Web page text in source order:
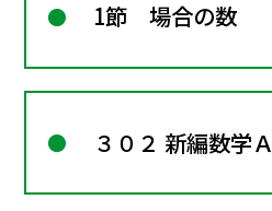
1節 場合の数
３０２ 新編数学Ａ